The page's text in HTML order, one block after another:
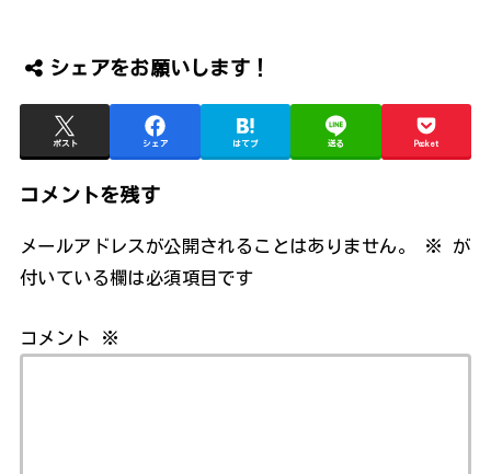
シェアをお願いします！
ポスト シェア はてブ 送る Pocket
コメントを残す
メールアドレスが公開されることはありません。 ※
が
付いている欄は必須項目です
コメント ※